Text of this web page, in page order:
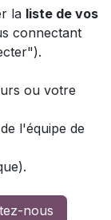
la liste de vos
connectant
ou votre
l'équipe de
nous